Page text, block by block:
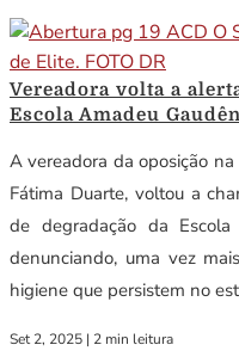
Vereadora volta a
Escola Amadeu
A vereadora da oposição
Fátima Duarte, voltou a
de degradação da Escola
denunciando, uma vez
higiene que persistem no
Set 2, 2025 | 2 min leitura